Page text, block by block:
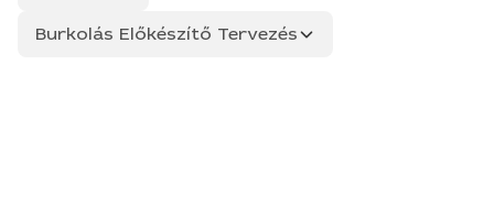
Burkolás Előkészítő Tervezés